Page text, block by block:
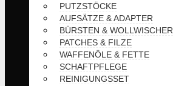
PUTZSTÖCKE
AUFSÄTZE & ADAPTER
BÜRSTEN & WOLLWISCHER
PATCHES & FILZE
WAFFENÖLE & FETTE
SCHAFTPFLEGE
REINIGUNGSSET